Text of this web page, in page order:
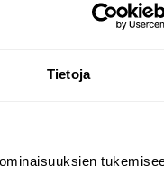
Tietoja